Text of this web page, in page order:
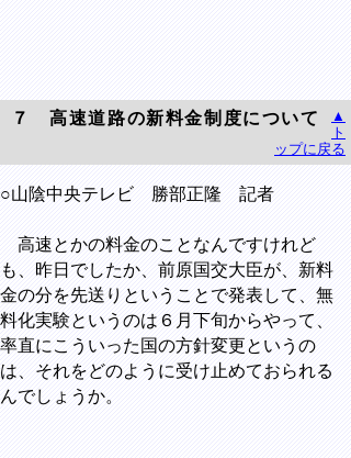
７ 高速道路の新料金制度について
▲
ト
ップに戻る
○山陰中央テレビ 勝部正隆 記者
高速とかの料金のことなんですけれど
も、昨日でしたか、前原国交大臣が、新料
金の分を先送りということで発表して、無
料化実験というのは６月下旬からやって、
率直にこういった国の方針変更というの
は、それをどのように受け止めておられる
んでしょうか。